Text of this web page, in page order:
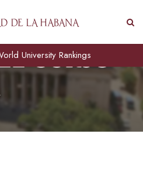
University Rankings
curso